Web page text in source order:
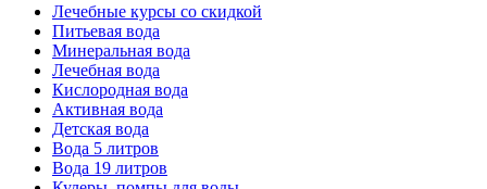
Лечебные курсы со скидкой
Питьевая вода
Минеральная вода
Лечебная вода
Кислородная вода
Активная вода
Детская вода
Вода 5 литров
Вода 19 литров